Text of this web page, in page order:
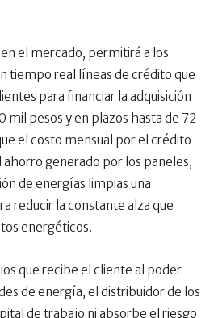
el mercado, permitirá a los
tiempo real líneas de crédito que
para financiar la adquisición
mil pesos y en plazos hasta de 72
el costo mensual por el crédito
ahorro generado por los paneles,
de energías limpias una
reducir la constante alza que
energéticos.
que recibe el cliente al poder
de energía, el distribuidor de los
de trabajo ni absorbe el riesgo